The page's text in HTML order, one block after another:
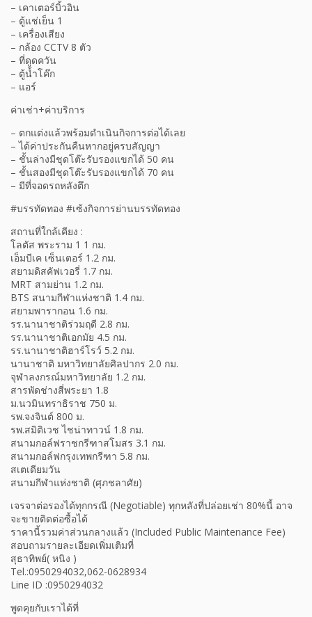
– เคาเตอร์บิ้วอิน
– ตู้แช่เย็น 1
– เครื่องเสียง
– กล้อง CCTV 8 ตัว
– ที่ดูดควัน
– ตู้น้ำโค๊ก
– แอร์
ค่าเช่า+ค่าบริการ
– ตกแต่งแล้วพร้อมดำเนินกิจการต่อได้เลย
– ได้ค่าประกันคืนหากอยู่ครบสัญญา
– ชั้นล่างมีชุดโต๊ะรับรองแขกได้ 50 คน
– ชั้นสองมีชุดโต๊ะรับรองแขกได้ 70 คน
– มีที่จอดรถหลังตึก
#บรรทัดทอง #เซ้งกิจการย่านบรรทัดทอง
สถานที่ใกล้เคียง :
โลตัส พระราม 1 1 กม.
เอ็มบีเค เซ็นเตอร์ 1.2 กม.
สยามดิสคัฟเวอรี่ 1.7 กม.
MRT สามย่าน 1.2 กม.
BTS สนามกีฬาแห่งชาติ 1.4 กม.
สยามพารากอน 1.6 กม.
รร.นานาชาติร่วมฤดี 2.8 กม.
รร.นานาชาติเอกมัย 4.5 กม.
รร.นานาชาติฮาร์โรว์ 5.2 กม.
นานาชาติ มหาวิทยาลัยศิลปากร 2.0 กม.
จุฬาลงกรณ์มหาวิทยาลัย 1.2 กม.
สารพัดช่างสี่พระยา 1.8
ม.นวมินทราธิราช 750 ม.
รพ.จงจินต์ 800 ม.
รพ.สมิติเวช ไชน่าทาวน์ 1.8 กม.
สนามกอล์ฟราชกรีฑาสโมสร 3.1 กม.
สนามกอล์ฟกรุงเทพกรีฑา 5.8 กม.
สเตเดียมวัน
สนามกีฬาแห่งชาติ (ศุภชลาศัย)
เจรจาต่อรองได้ทุกกรณี (Negotiable) ทุกหลังที่ปล่อยเช่า 80%นี้ อาจ
จะขายติดต่อซื้อได้
ราคานี้รวมค่าส่วนกลางแล้ว (Included Public Maintenance Fee)
สอบถามรายละเอียดเพิ่มเติมที่
สุธาทิพย์( หนิง )
Tel.:0950294032,062-0628934
Line ID :0950294032
พูดคุยกับเราได้ที่